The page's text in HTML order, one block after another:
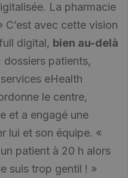
La pharmacie
C’est avec cette vision
digital, bien au-delà
dossiers patients,
eHealth
le centre,
et a engagé une
lui et son équipe. «
patient à 20 h alors
suis trop gentil ! »